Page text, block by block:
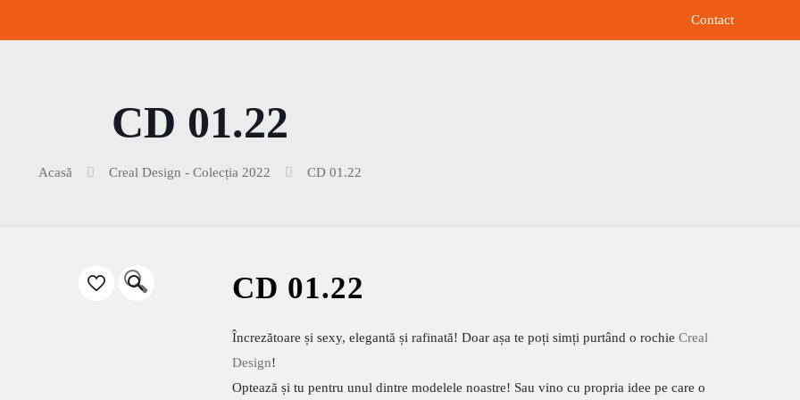
Contact
CD 01.22
Acasă Creal Design - Colecția 2022 CD 01.22
🔍 CD 01.22
Încrezătoare și sexy, elegantă și rafinată! Doar așa te poți simți purtând o rochieCreal
Design!
Optează și tu pentru unul dintre modelele noastre! Sau vino cu propria idee pe care o